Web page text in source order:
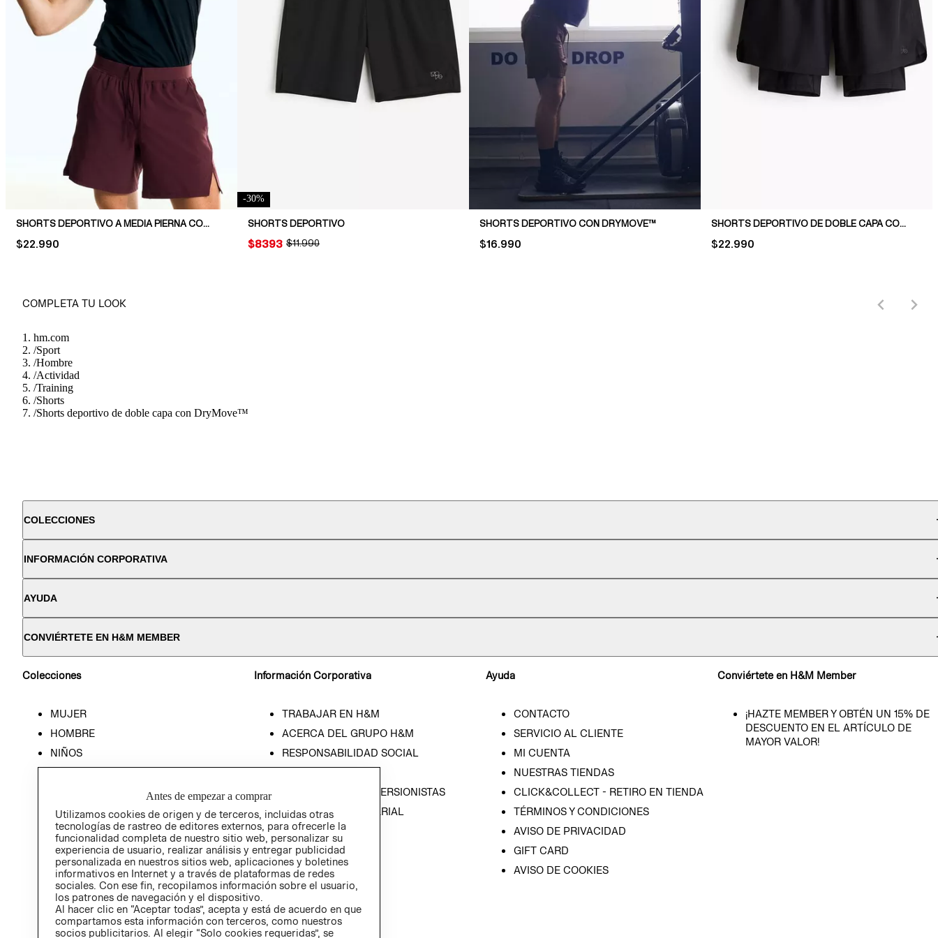
SHORTS DEPORTIVO A MEDIA PIERNA CON DRYMOVE™
PRICE:
$22.990
-30%
SHORTS DEPORTIVO
ORIGINAL PRICE:
$11.990
PRICE:
$8393
SHORTS DEPORTIVO CON DRYMOVE™
PRICE:
$16.990
SHORTS DEPORTIVO DE DOBLE CAPA CON DRYMOVE™
PRICE:
$22.990
COMPLETA TU LOOK
hm.com
/Sport
/Hombre
/Actividad
/Training
/Shorts
/Shorts deportivo de doble capa con DryMove™
COLECCIONES
INFORMACIÓN CORPORATIVA
AYUDA
CONVIÉRTETE EN H&M MEMBER
Colecciones
MUJER
HOMBRE
NIÑOS
Información Corporativa
TRABAJAR EN H&M
ACERCA DEL GRUPO H&M
RESPONSABILIDAD SOCIAL
RELACIÓN CON INVERSIONISTAS
POLÍTICA EMPRESARIAL
Ayuda
CONTACTO
SERVICIO AL CLIENTE
MI CUENTA
NUESTRAS TIENDAS
CLICK&COLLECT - RETIRO EN TIENDA
TÉRMINOS Y CONDICIONES
AVISO DE PRIVACIDAD
GIFT CARD
AVISO DE COOKIES
Conviértete en H&M Member
¡HAZTE MEMBER Y OBTÉN UN 15% DE
DESCUENTO EN EL ARTÍCULO DE
MAYOR VALOR!
Antes de empezar a comprar
Utilizamos cookies de origen y de terceros, incluidas otras
tecnologías de rastreo de editores externos, para ofrecerle la
funcionalidad completa de nuestro sitio web, personalizar su
experiencia de usuario, realizar análisis y entregar publicidad
personalizada en nuestros sitios web, aplicaciones y boletines
informativos en Internet y a través de plataformas de redes
sociales. Con ese fin, recopilamos información sobre el usuario,
los patrones de navegación y el dispositivo.
Al hacer clic en “Aceptar todas”, acepta y está de acuerdo en que
compartamos esta información con terceros, como nuestros
socios publicitarios. Al elegir “Solo cookies requeridas”, se